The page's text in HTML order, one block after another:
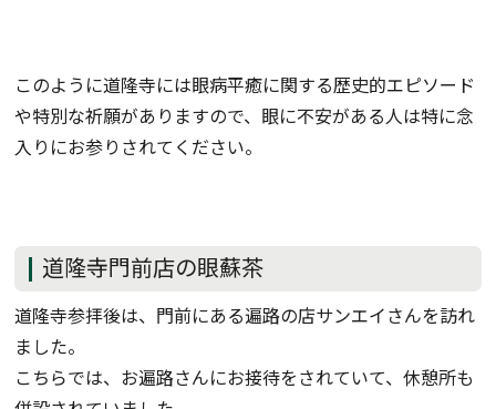
このように道隆寺には眼病平癒に関する歴史的エピソード
や特別な祈願がありますので、眼に不安がある人は特に念
入りにお参りされてください。
道隆寺門前店の眼蘇茶
道隆寺参拝後は、門前にある遍路の店サンエイさんを訪れ
ました。
こちらでは、お遍路さんにお接待をされていて、休憩所も